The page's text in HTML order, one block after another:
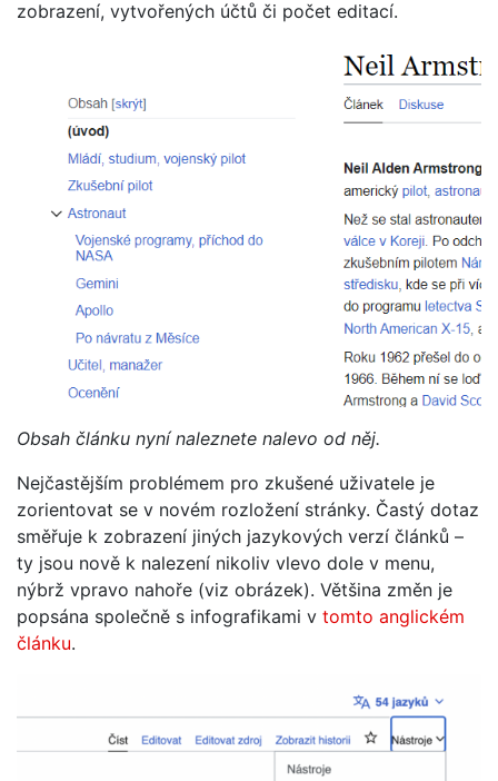
zobrazení, vytvořených účtů či počet editací.
Obsah článku nyní naleznete nalevo od něj.
Nejčastějším problémem pro zkušené uživatele je
zorientovat se v novém rozložení stránky. Častý dotaz
směřuje k zobrazení jiných jazykových verzí článků –
ty jsou nově k nalezení nikoliv vlevo dole v menu,
nýbrž vpravo nahoře (viz obrázek). Většina změn je
popsána společně s infografikami v tomto anglickém
článku.